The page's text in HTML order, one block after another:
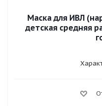
Маска для ИВЛ
детская средняя